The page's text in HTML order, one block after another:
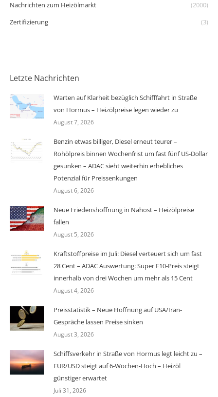
Nachrichten zum Heizölmarkt
(2000)
Zertifizierung
(3)
Letzte Nachrichten
Warten auf Klarheit bezüglich Schifffahrt in Straße
von Hormus – Heizölpreise legen wieder zu
August 7, 2026
Benzin etwas billiger, Diesel erneut teurer –
Rohölpreis binnen Wochenfrist um fast fünf US-Dollar
gesunken – ADAC sieht weiterhin erhebliches
Potenzial für Preissenkungen
August 6, 2026
Neue Friedenshoffnung in Nahost – Heizölpreise
fallen
August 5, 2026
Kraftstoffpreise im Juli: Diesel verteuert sich um fast
28 Cent – ADAC Auswertung: Super E10-Preis steigt
innerhalb von drei Wochen um mehr als 15 Cent
August 4, 2026
Preisstatistik – Neue Hoffnung auf USA/Iran-
Gespräche lassen Preise sinken
August 3, 2026
Schiffsverkehr in Straße von Hormus legt leicht zu –
EUR/USD steigt auf 6-Wochen-Hoch – Heizöl
günstiger erwartet
Juli 31, 2026